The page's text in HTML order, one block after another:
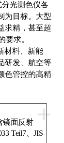
光测色仪各
为目标。大型
求精，甚至超
要求。
材料、新能
研发、航空等
色管控的高精
+
镜面反射
Teil7、JIS